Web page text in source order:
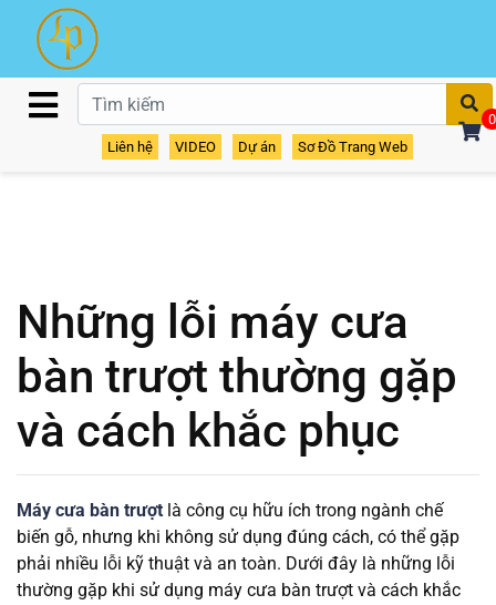
Liên hệ VIDEO Dự án Sơ Đồ Trang Web
0
Những lỗi máy cưa
bàn trượt thường gặp
và cách khắc phục
Máy cưa bàn trượt là công cụ hữu ích trong ngành chế
biến gỗ, nhưng khi không sử dụng đúng cách, có thể gặp
phải nhiều lỗi kỹ thuật và an toàn. Dưới đây là những lỗi
thường gặp khi sử dụng máy cưa bàn trượt và cách khắc